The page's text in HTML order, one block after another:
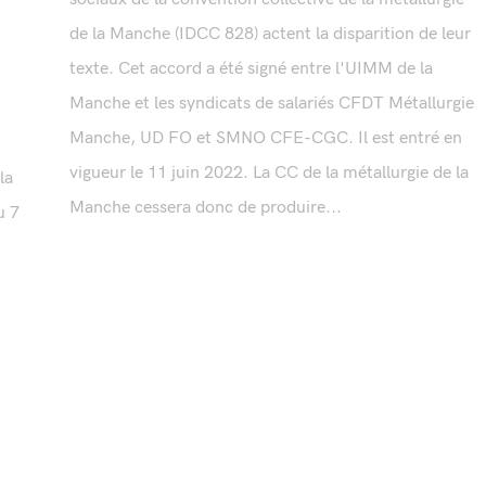
7
de la Manche (IDCC 828) actent la disparition de leur
texte. Cet accord a été signé entre l'UIMM de la
Manche et les syndicats de salariés CFDT Métallurgie
Manche, UD FO et SMNO CFE-CGC. Il est entré en
vigueur le 11 juin 2022. La CC de la métallurgie de la
Manche cessera donc de produire...